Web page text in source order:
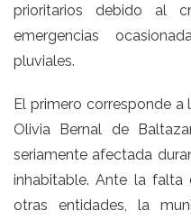
prioritarios debido al
emergencias
pluviales.
El primero corresponde
Olivia Bernal de
seriamente afectada
inhabitable. Ante la falta
otras entidades, la